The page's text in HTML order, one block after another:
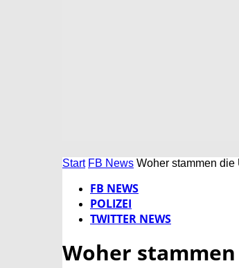
Start FB News Woher stammen
FB NEWS
POLIZEI
TWITTER NEWS
Woher